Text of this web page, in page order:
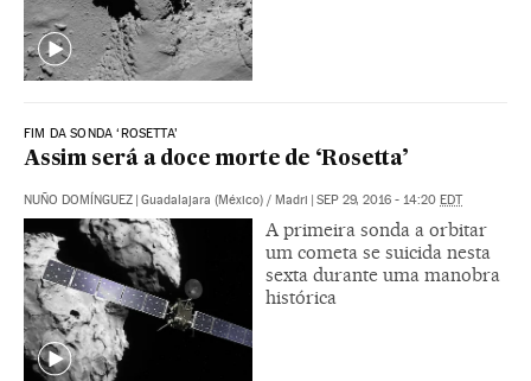
FIM DA SONDA ‘ROSETTA’
Assim será a doce morte de ‘Rosetta’
NUÑO DOMÍNGUEZ | Guadalajara (México) / Madri | SEP 29, 2016 - 14:20 EDT
A primeira sonda a orbitar
um cometa se suicida nesta
sexta durante uma manobra
histórica